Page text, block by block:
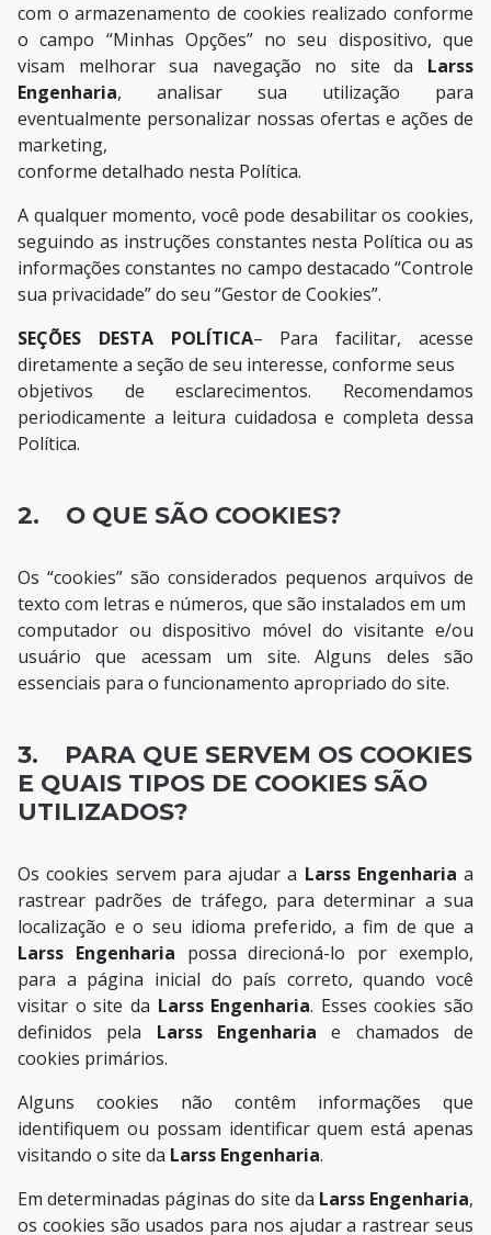
com o armazenamento de cookies realizado conforme
o campo “Minhas Opções” no seu dispositivo, que
visam melhorar sua navegação no site da Larss
Engenharia, analisar sua utilização para
eventualmente personalizar nossas ofertas e ações de
marketing,
conforme detalhado nesta Política.
A qualquer momento, você pode desabilitar os cookies,
seguindo as instruções constantes nesta Política ou as
informações constantes no campo destacado “Controle
sua privacidade” do seu “Gestor de Cookies”.
SEÇÕES DESTA POLÍTICA– Para facilitar, acesse
diretamente a seção de seu interesse, conforme seus
objetivos de esclarecimentos. Recomendamos
periodicamente a leitura cuidadosa e completa dessa
Política.
2. O QUE SÃO COOKIES?
Os “cookies” são considerados pequenos arquivos de
texto com letras e números, que são instalados em um
computador ou dispositivo móvel do visitante e/ou
usuário que acessam um site. Alguns deles são
essenciais para o funcionamento apropriado do site.
3. PARA QUE SERVEM OS COOKIES
E QUAIS TIPOS DE COOKIES SÃO
UTILIZADOS?
Os cookies servem para ajudar a Larss Engenharia a
rastrear padrões de tráfego, para determinar a sua
localização e o seu idioma preferido, a fim de que a
Larss Engenharia possa direcioná-lo por exemplo,
para a página inicial do país correto, quando você
visitar o site da Larss Engenharia. Esses cookies são
definidos pela Larss Engenhariae chamados de
cookies primários.
Alguns cookies não contêm informações que
identifiquem ou possam identificar quem está apenas
visitando o site da Larss Engenharia.
Em determinadas páginas do site da Larss Engenharia,
os cookies são usados para nos ajudar a rastrear seus